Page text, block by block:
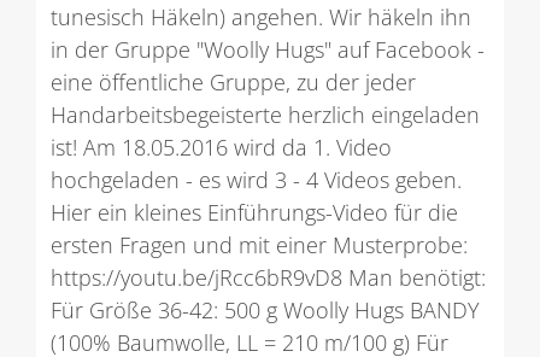
tunesisch Häkeln) angehen. Wir häkeln ihn
in der Gruppe "Woolly Hugs" auf Facebook -
eine öffentliche Gruppe, zu der jeder
Handarbeitsbegeisterte herzlich eingeladen
ist! Am 18.05.2016 wird da 1. Video
hochgeladen - es wird 3 - 4 Videos geben.
Hier ein kleines Einführungs-Video für die
ersten Fragen und mit einer Musterprobe:
https://youtu.be/jRcc6bR9vD8 Man benötigt:
Für Größe 36-42: 500 g Woolly Hugs BANDY
(100% Baumwolle, LL = 210 m/100 g) Für